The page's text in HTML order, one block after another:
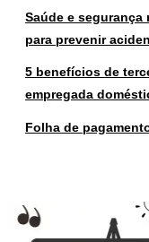
Saúde e
para prevenir
5 benefícios de
empregada
Folha de